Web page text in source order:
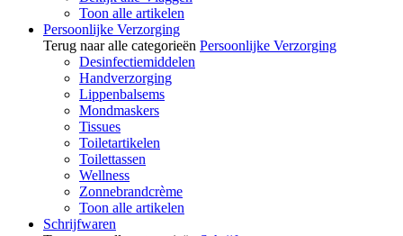
Toon alle artikelen
Persoonlijke Verzorging
Terug naar alle categorieën Persoonlijke Verzorging
Desinfectiemiddelen
Handverzorging
Lippenbalsems
Mondmaskers
Tissues
Toiletartikelen
Toilettassen
Wellness
Zonnebrandcrème
Toon alle artikelen
Schrijfwaren